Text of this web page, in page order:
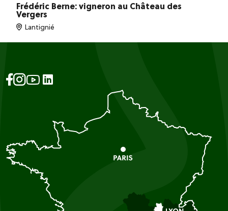
Frédéric Berne: vigneron au Château des
Vergers
Lantignié